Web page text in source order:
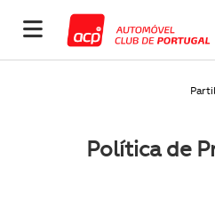
Política de